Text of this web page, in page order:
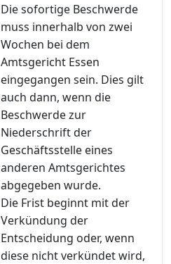
Die sofortige Beschwerde
muss innerhalb von zwei
Wochen bei dem
Amtsgericht Essen
eingegangen sein. Dies gilt
auch dann, wenn die
Beschwerde zur
Niederschrift der
Geschäftsstelle eines
anderen Amtsgerichtes
abgegeben wurde.
Die Frist beginnt mit der
Verkündung der
Entscheidung oder, wenn
diese nicht verkündet wird,